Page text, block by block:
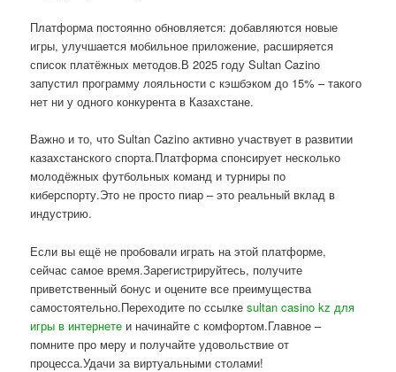
Платформа постоянно обновляется: добавляются новые
игры, улучшается мобильное приложение, расширяется
список платёжных методов.В 2025 году Sultan Cazino
запустил программу лояльности с кэшбэком до 15% – такого
нет ни у одного конкурента в Казахстане.
Важно и то, что Sultan Cazino активно участвует в развитии
казахстанского спорта.Платформа спонсирует несколько
молодёжных футбольных команд и турниры по
киберспорту.Это не просто пиар – это реальный вклад в
индустрию.
Если вы ещё не пробовали играть на этой платформе,
сейчас самое время.Зарегистрируйтесь, получите
приветственный бонус и оцените все преимущества
самостоятельно.Переходите по ссылкеsultan casino kz для
игры в интернете и начинайте с комфортом.Главное –
помните про меру и получайте удовольствие от
процесса.Удачи за виртуальными столами!